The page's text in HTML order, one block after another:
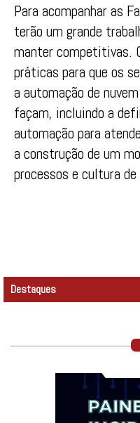
Para acompanhar as
terão um grande
manter competitivas.
práticas para que os
a automação de
façam, incluindo a
automação para
a construção de um
processos e cultura de
Destaques